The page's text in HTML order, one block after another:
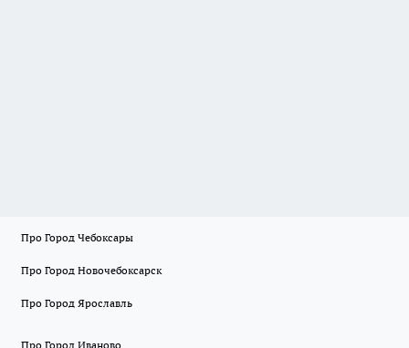
Про Город Чебоксары
Про Город Новочебоксарск
Про Город Ярославль
Про Город Иваново